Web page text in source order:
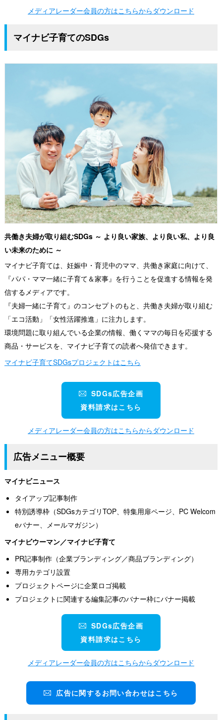
メディアレーダー会員の方はこちらからダウンロード
マイナビ子育てのSDGs
共働き夫婦が取り組むSDGs ～ より良い家族、より良い私、より良
い未来のために ～
マイナビ子育ては、妊娠中・育児中のママ、共働き家庭に向けて、
『パパ・ママ一緒に子育て＆家事』を行うことを促進する情報を発
信するメディアです。
『夫婦一緒に子育て』のコンセプトのもと、共働き夫婦が取り組む
「エコ活動」「女性活躍推進」に注力します。
環境問題に取り組んでいる企業の情報、働くママの毎日を応援する
商品・サービスを、マイナビ子育ての読者へ発信できます。
マイナビ子育てSDGsプロジェクトはこちら
SDGs広告企画
資料請求はこちら
メディアレーダー会員の方はこちらからダウンロード
広告メニュー概要
マイナビニュース
タイアップ記事制作
特別誘導枠（SDGsカテゴリTOP、特集用扉ページ、PC Welcom
eバナー、メールマガジン）
マイナビウーマン／マイナビ子育て
PR記事制作（企業ブランディング／商品ブランディング）
専用カテゴリ設置
プロジェクトページに企業ロゴ掲載
プロジェクトに関連する編集記事のバナー枠にバナー掲載
SDGs広告企画
資料請求はこちら
メディアレーダー会員の方はこちらからダウンロード
広告に関するお問い合わせはこちら